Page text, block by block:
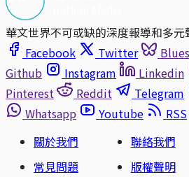
華文世界不可或缺的深度報導和多元
Facebook
Twitter
Github
Instagram Linkedin
Pinterest
Reddit Telegram
Whatsapp
Youtube
RSS
關於我們
聯絡我們
常見問題
版權聲明